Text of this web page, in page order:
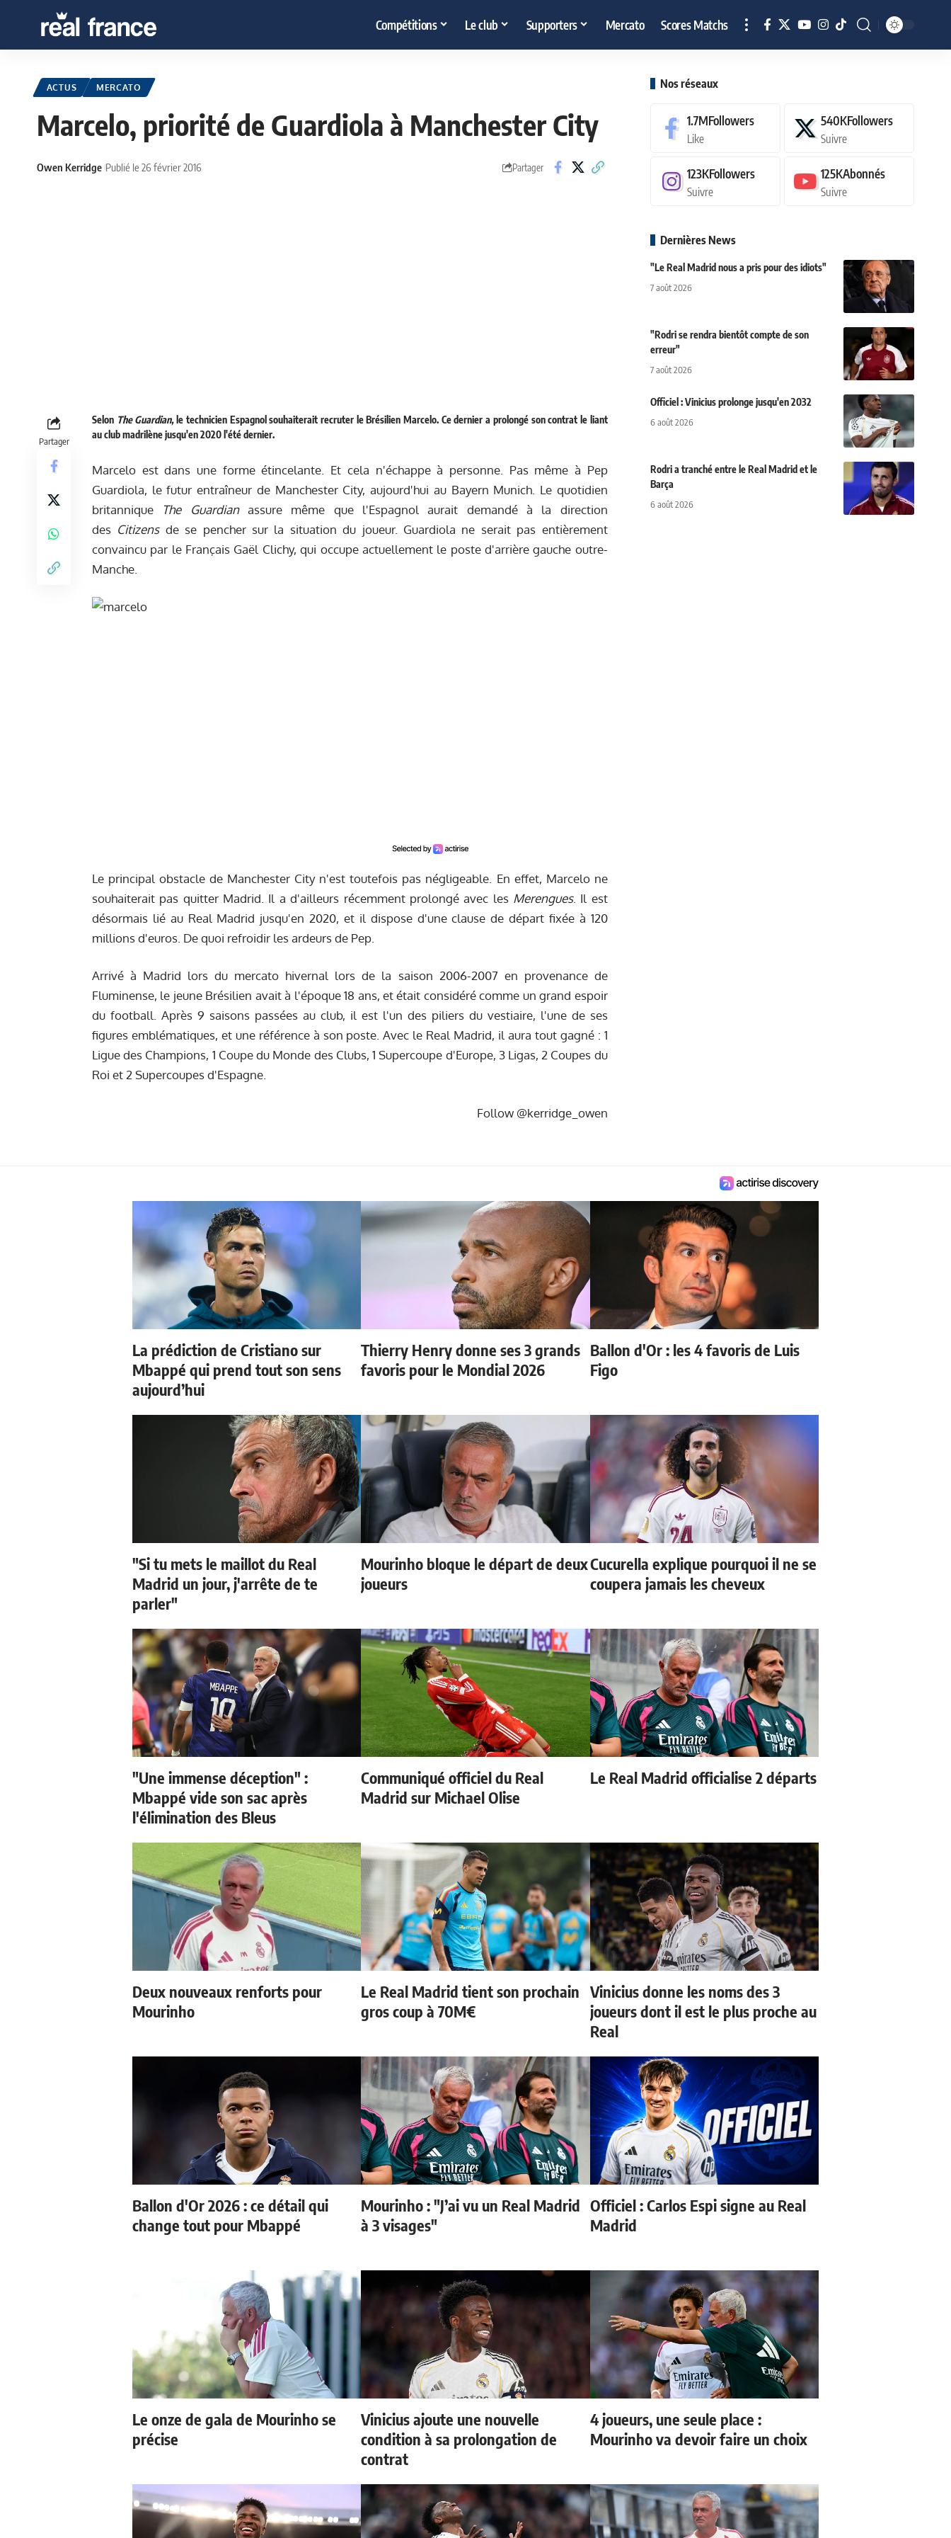
Compétitions Le club Supporters Mercato Scores Matchs
ACTUS MERCATO
Marcelo, priorité de Guardiola à Manchester City
Owen Kerridge Publié le 26 février 2016 Partager
Partager
Selon The Guardian, le technicien Espagnol souhaiterait recruter le Brésilien Marcelo. Ce dernier a prolongé son contrat le liant
au club madrilène jusqu'en 2020 l'été dernier.
Marcelo est dans une forme étincelante. Et cela n'échappe à personne. Pas même à Pep
Guardiola, le futur entraîneur de Manchester City, aujourd'hui au Bayern Munich. Le quotidien
britannique
The Guardianassure même que l'Espagnol aurait demandé à la direction
des Citizensde se pencher sur la situation du joueur. Guardiola ne serait pas entièrement
convaincu par le Français Gaël Clichy, qui occupe actuellement le poste d'arrière gauche outre-
Manche.
Le principal obstacle de Manchester City n'est toutefois pas négligeable. En effet, Marcelo ne
souhaiterait pas quitter Madrid. Il a d'ailleurs récemment prolongé avec les Merengues. Il est
désormais lié au Real Madrid jusqu'en 2020, et il dispose d'une clause de départ fixée à 120
millions d'euros. De quoi refroidir les ardeurs de Pep.
Arrivé à Madrid lors du mercato hivernal lors de la saison 2006-2007 en provenance de
Fluminense, le jeune Brésilien avait à l'époque 18 ans, et était considéré comme un grand espoir
du football. Après 9 saisons passées au club, il est l'un des piliers du vestiaire, l'une de ses
figures emblématiques, et une référence à son poste. Avec le Real Madrid, il aura tout gagné : 1
Ligue des Champions, 1 Coupe du Monde des Clubs, 1 Supercoupe d'Europe, 3 Ligas, 2 Coupes du
Roi et 2 Supercoupes d'Espagne.
Follow @kerridge_owen
Nos réseaux
1.7MFollowers
Like
540KFollowers
Suivre
123KFollowers
Suivre
125KAbonnés
Suivre
Dernières News
"Le Real Madrid nous a pris pour des idiots"
7 août 2026
"Rodri se rendra bientôt compte de son
erreur"
7 août 2026
Officiel : Vinicius prolonge jusqu'en 2032
6 août 2026
Rodri a tranché entre le Real Madrid et le
Barça
6 août 2026
La prédiction de Cristiano sur
Mbappé qui prend tout son sens
aujourd’hui
Thierry Henry donne ses 3 grands
favoris pour le Mondial 2026
Ballon d'Or : les 4 favoris de Luis
Figo
"Si tu mets le maillot du Real
Madrid un jour, j'arrête de te
parler"
Mourinho bloque le départ de deux
joueurs
Cucurella explique pourquoi il ne se
coupera jamais les cheveux
"Une immense déception" :
Mbappé vide son sac après
l'élimination des Bleus
Communiqué officiel du Real
Madrid sur Michael Olise
Le Real Madrid officialise 2 départs
Deux nouveaux renforts pour
Mourinho
Le Real Madrid tient son prochain
gros coup à 70M€
Vinicius donne les noms des 3
joueurs dont il est le plus proche au
Real
Ballon d'Or 2026 : ce détail qui
change tout pour Mbappé
Mourinho : "J’ai vu un Real Madrid
à 3 visages"
Officiel : Carlos Espi signe au Real
Madrid
Le onze de gala de Mourinho se
précise
Vinicius ajoute une nouvelle
condition à sa prolongation de
contrat
4 joueurs, une seule place :
Mourinho va devoir faire un choix